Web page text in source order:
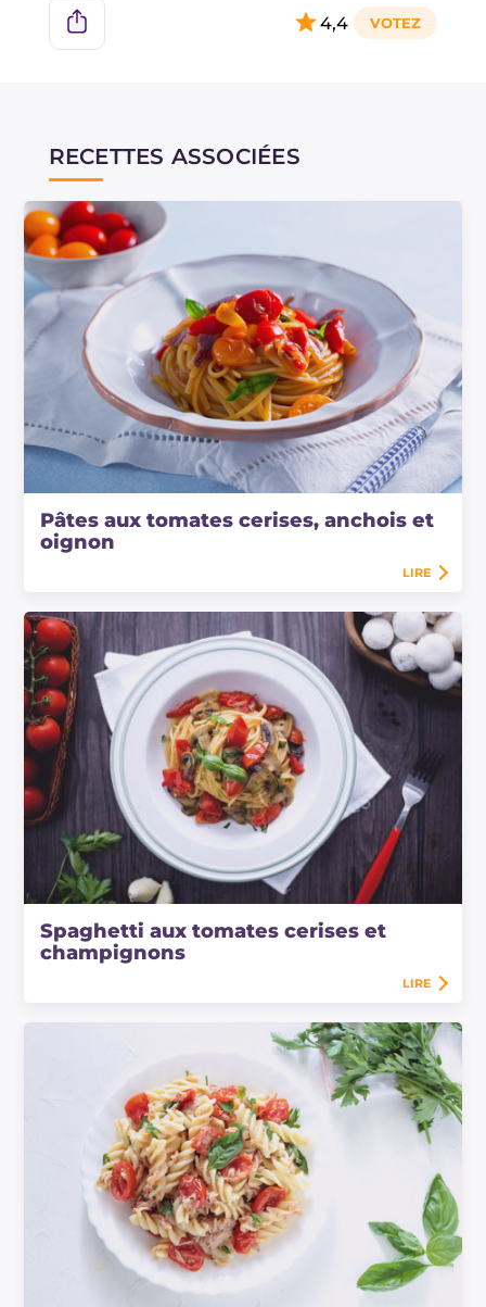
4,4
RECETTES ASSOCIÉES
Pâtes aux tomates cerises, anchois et
oignon
LIRE
Spaghetti aux tomates cerises et
champignons
LIRE